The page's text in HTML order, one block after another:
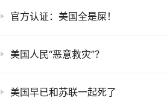
官方认证：美国全是屎！
美国人民“恶意救灾”？
美国早已和苏联一起死了